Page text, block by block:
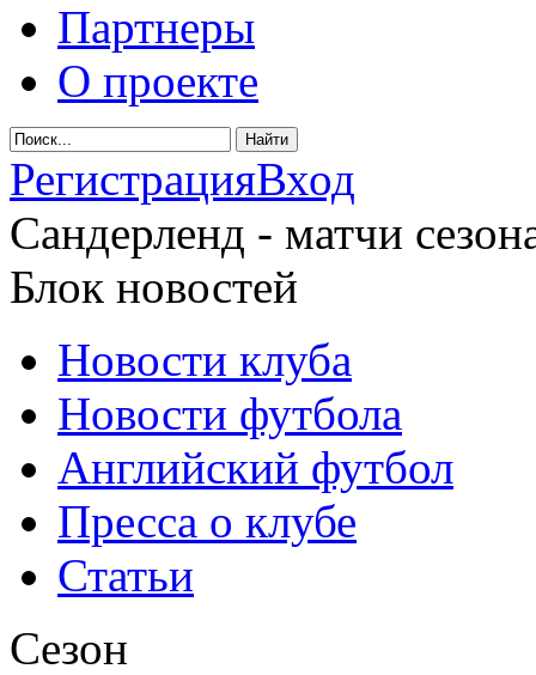
Партнеры
О проекте
РегистрацияВход
Сандерленд - матчи
Блок новостей
Новости клуба
Новости футбола
Английский футбол
Пресса о клубе
Статьи
Сезон